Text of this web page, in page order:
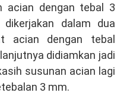
acian dengan tebal 3
dalam dua
acian dengan tebal
didiamkan jadi
susunan acian lagi
3 mm.